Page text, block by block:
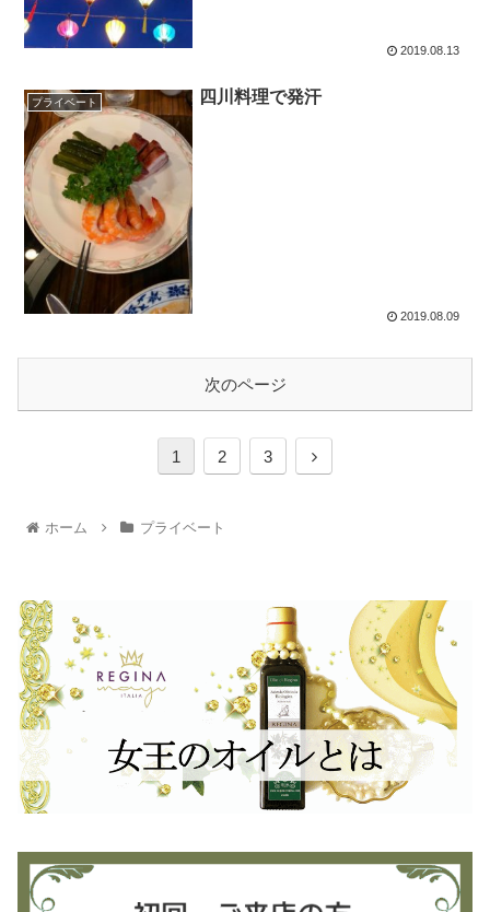
2019.08.13
プライベート 四川料理で発汗
2019.08.09
次のページ
1 2 3
ホーム プライベート